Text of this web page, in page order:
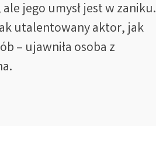
jego umysł jest w zaniku.
utalentowany aktor, jak
– ujawniła osoba z